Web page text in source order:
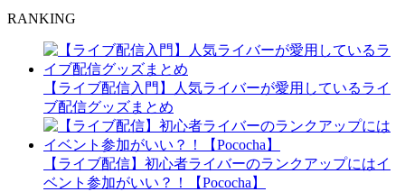
RANKING
【ライブ配信入門】人気ライバーが愛用しているライ
ブ配信グッズまとめ
【ライブ配信】初心者ライバーのランクアップにはイ
ベント参加がいい？！【Pococha】